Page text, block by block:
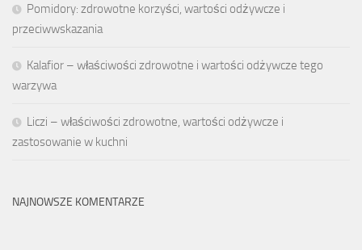
Pomidory: zdrowotne korzyści, wartości odżywcze i
przeciwwskazania
Kalafior – właściwości zdrowotne i wartości odżywcze tego
warzywa
Liczi – właściwości zdrowotne, wartości odżywcze i
zastosowanie w kuchni
NAJNOWSZE KOMENTARZE